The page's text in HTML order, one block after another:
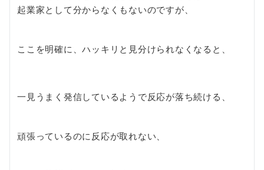
起業家として分からなくもないのですが、
ここを明確に、ハッキリと見分けられなくなると、
一見うまく発信しているようで反応が落ち続ける、
頑張っているのに反応が取れない、